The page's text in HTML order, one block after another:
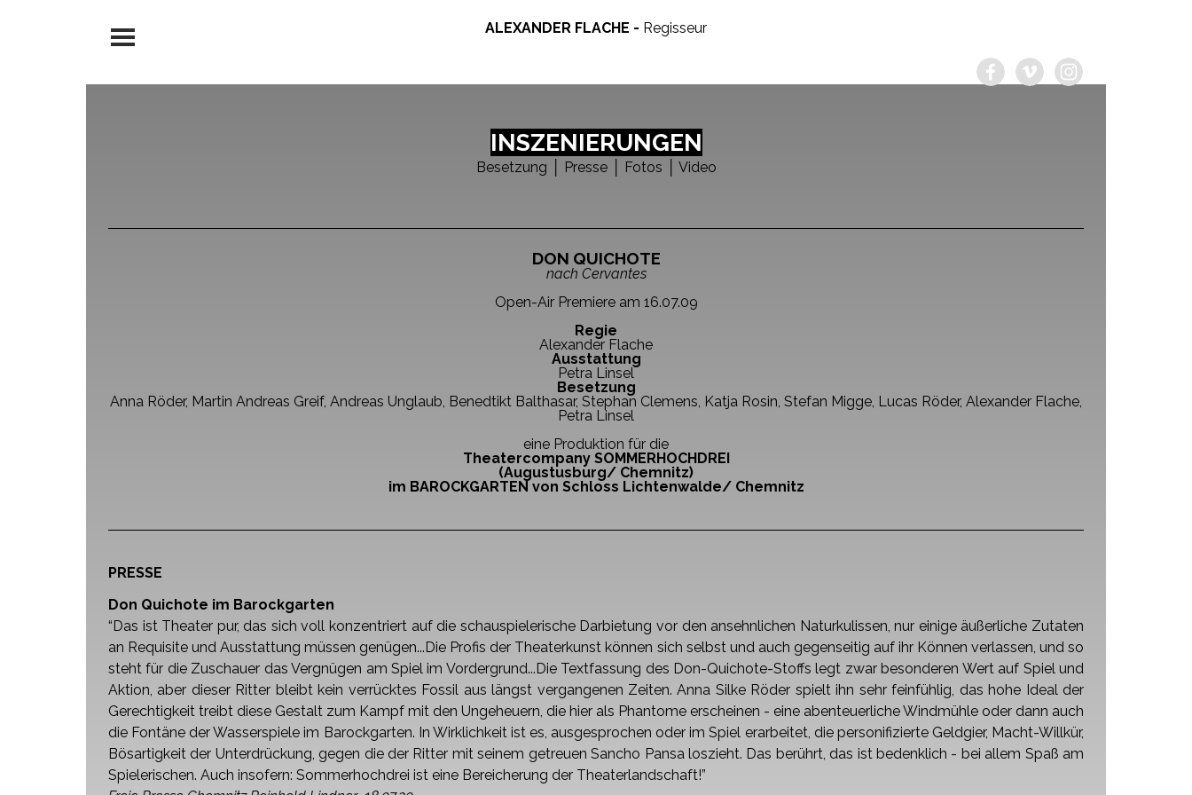
ALEXANDER FLACHE - Regisseur
INSZENIERUNGEN
Besetzung Presse │ Fotos Video
DON QUICHOTE
nach Cervantes
Open-Air Premiere am 16.07.09
Regie
Alexander Flache
Ausstattung
Petra Linsel
Besetzung
Anna Röder, Martin Andreas Greif, Andreas Unglaub, Benedtikt Balthasar, Stephan Clemens, Katja Rosin, Stefan Migge, Lucas Röder, Alexander Flache,
Petra Linsel
eine Produktion für die
Theatercompany SOMMERHOCHDREI
(Augustusburg/ Chemnitz)
im BAROCKGARTEN von Schloss Lichtenwalde/ Chemnitz
PRESSE
Don Quichote im Barockgarten
“Das ist Theater pur, das sich voll konzentriert auf die schauspielerische Darbietung vor den ansehnlichen Naturkulissen, nur einige äußerliche Zutaten
an Requisite und Ausstattung müssen genügen...Die Profis der Theaterkunstkönnen sich selbst und auch gegenseitig auf ihr Können verlassen, und so
stehtfür die Zuschauer das Vergnügen am Spiel im Vordergrund...Die Textfassung des Don-Quichote-Stoffs legt zwar besonderen Wert auf Spiel und
Aktion, aber dieser Ritter bleibt kein verrücktes Fossil aus längst vergangenen Zeiten. Anna Silke Röder spielt ihn sehr feinfühlig, das hohe Ideal der
Gerechtigkeit treibt diese Gestalt zum Kampf mit den Ungeheuern, die hier als Phantome erscheinen - eine abenteuerliche Windmühle oder dann auch
die Fontäne derWasserspiele im Barockgarten. In Wirklichkeit ist es, ausgesprochen oderim Spiel erarbeitet, die personifizierte Geldgier, Macht-Willkür,
Bösartigkeit der Unterdrückung, gegen die der Ritter mit seinem getreuen Sancho Pansa loszieht. Das berührt, das ist bedenklich - bei allem Spaß am
Spielerischen. Auch insofern: Sommerhochdrei ist eine Bereicherung der Theaterlandschaft!”